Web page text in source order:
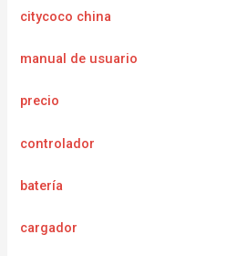
citycoco china
manual de usuario
precio
controlador
batería
cargador